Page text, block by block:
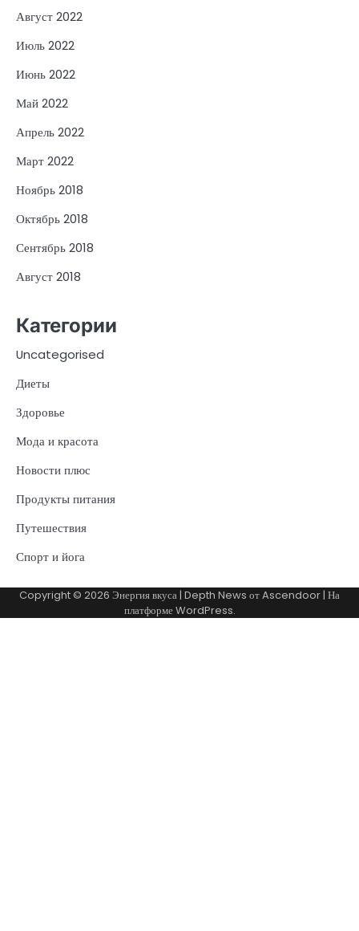
Август 2022
Июль 2022
Июнь 2022
Май 2022
Апрель 2022
Март 2022
Ноябрь 2018
Октябрь 2018
Сентябрь 2018
Август 2018
Категории
Uncategorised
Диеты
Здоровье
Мода и красота
Новости плюс
Продукты питания
Путешествия
Спорт и йога
Copyright © 2026 Энергия вкуса | Depth News отAscendoor | На
платформеWordPress.